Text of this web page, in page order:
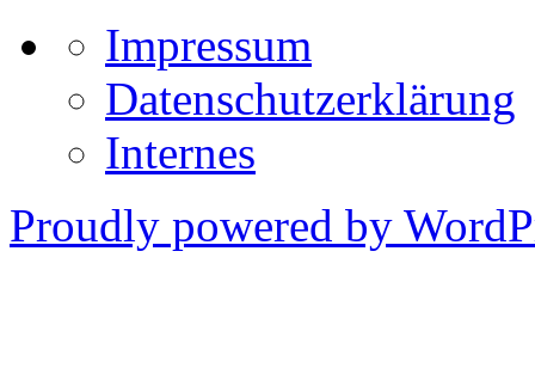
Impressum
Datenschutzerklärung
Internes
Proudly powered by